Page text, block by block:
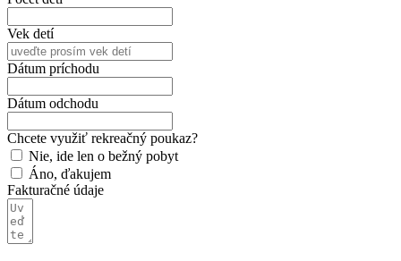
Vek detí
Dátum príchodu
Dátum odchodu
Chcete využiť rekreačný poukaz?
Nie, ide len o bežný pobyt
Áno, ďakujem
Fakturačné údaje